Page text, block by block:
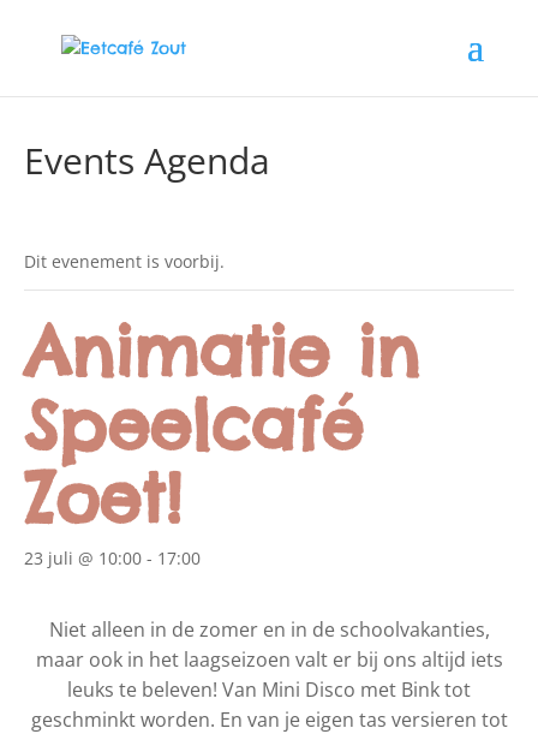
Events Agenda
Dit evenement is voorbij.
Animatie in
Speelcafé
Zoet!
23 juli @ 10:00 - 17:00
Niet alleen in de zomer en in de schoolvakanties,
maar ook in het laagseizoen valt er bij ons altijd iets
leuks te beleven! Van Mini Disco met Bink tot
geschminkt worden. En van je eigen tas versieren tot